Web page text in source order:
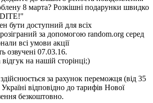
8 марта? Розкішні подарунки швидко
бути доступний для всіх
за допомогою random.org серед
всі умови акції
озвучені 07.03.16.
на нашій сторінці;)
за рахунок переможця (від 35
відповідно до тарифів Нової
безкоштовно.